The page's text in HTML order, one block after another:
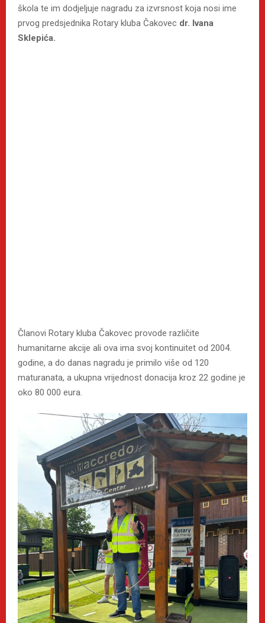
škola te im dodjeljuje nagradu za izvrsnost koja nosi ime
prvog predsjednika Rotary kluba Čakovec dr. Ivana
Sklepića.
Članovi Rotary kluba Čakovec provode različite
humanitarne akcije ali ova ima svoj kontinuitet od 2004.
godine, a do danas nagradu je primilo više od 120
maturanata, a ukupna vrijednost donacija kroz 22 godine je
oko 80 000 eura.